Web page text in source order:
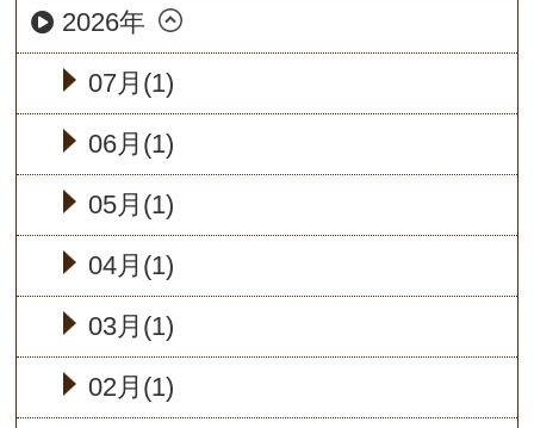
2026年
07月(1)
06月(1)
05月(1)
04月(1)
03月(1)
02月(1)